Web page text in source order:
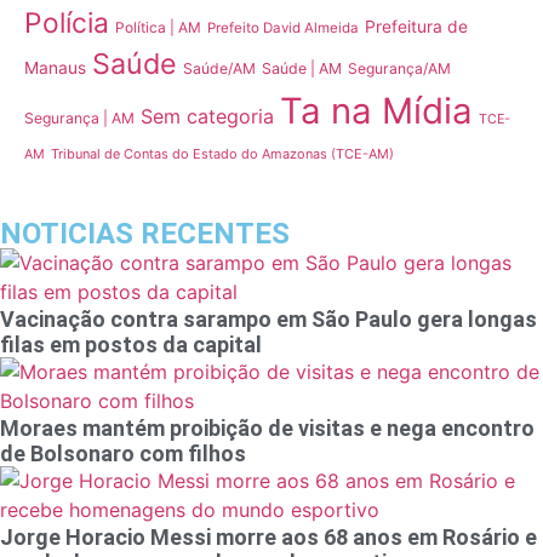
Polícia Política | AM Prefeito David Almeida Prefeitura de
Manaus Saúde Saúde/AM Saúde | AM Segurança/AM
Segurança | AM Sem categoria Ta na Mídia TCE-
AM Tribunal de Contas do Estado do Amazonas (TCE-AM)
NOTICIAS RECENTES
Vacinação contra sarampo em São Paulo gera longas
filas em postos da capital
Moraes mantém proibição de visitas e nega encontro
de Bolsonaro com filhos
Jorge Horacio Messi morre aos 68 anos em Rosário e